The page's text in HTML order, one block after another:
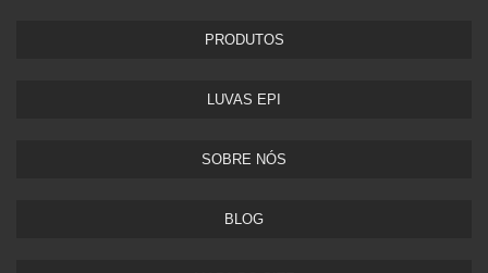
PRODUTOS
LUVAS EPI
SOBRE NÓS
BLOG